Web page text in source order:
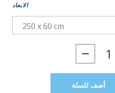
الابعاد
أضف للسلة